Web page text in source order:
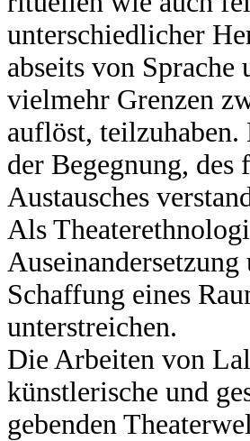
unterschiedlicher
abseits von Sprache
vielmehr Grenzen
auflöst, teilzuhaben.
der Begegnung,
Austausches
Als
Schaffung eines
unterstreichen.
Die Arbeiten von
künstlerische und
gebenden